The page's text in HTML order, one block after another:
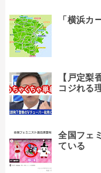
「横浜カ
【戸定
コジれる
全国フェ
ている